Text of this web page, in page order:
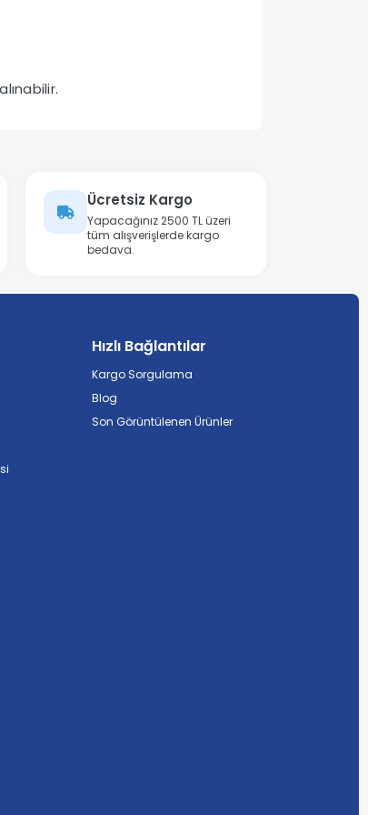
Ücretsiz Kargo
Yapacağınız 2500 TL üzeri
tüm alışverişlerde kargo
bedava.
Hızlı Bağlantılar
Kargo Sorgulama
Blog
Son Görüntülenen Ürünler